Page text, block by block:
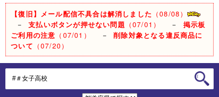
【復旧】メール配信不具合は解消しました （08/08）
－支払いボタンが押せない問題 （07/01） － 掲示板
ご利用の注意 （07/01） －削除対象となる違反商品に
ついて （07/20）